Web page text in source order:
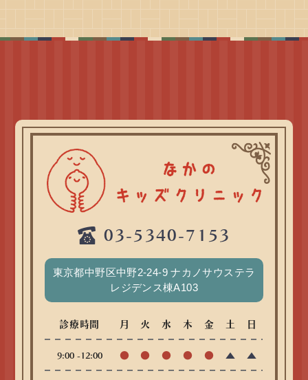
03-5340-7153
東京都中野区中野2-24-9 ナカノサウステラ
レジデンス棟A103
診療時間 月 火 水 木 金 土 日
9:00 -12:00 ● ● ● ● ● ▲ ▲